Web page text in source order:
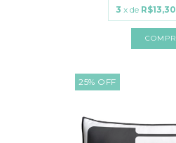
3 x de R$13,30
25% OFF